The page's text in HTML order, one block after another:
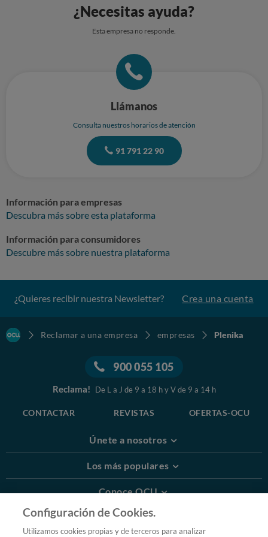
¿Necesitas ayuda?
Esta empresa no responde.
Llámanos
Consulta nuestros horarios de atención
91 791 22 90
Información para empresas
Descubra más sobre esta plataforma
Información para consumidores
Descubre más sobre nuestra plataforma
¿Quieres recibir nuestra Newsletter? Crea una cuenta
Reclamar a una empresa empresas Plenika
900 055 105
Reclama! De L a J de 9 a 18 h y V de 9 a 14 h
CONTACTAR REVISTAS OFERTAS-OCU
Únete a nosotros
Los más populares
Conoce OCU
Más Información
Configuración de Cookies.
Utilizamos cookies propias y de terceros para analizar